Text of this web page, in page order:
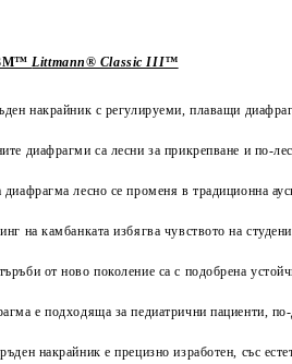
Littmann® Classic III™
накрайник с регулируеми, плаващи
диафрагми са лесни за прикрепване и по-
диафрагма лесно се променя в традиционна
на камбанката избягва чувството на
от ново поколение са с подобрена
е подходяща за педиатрични пациенти,
накрайник е прецизно изработен, със